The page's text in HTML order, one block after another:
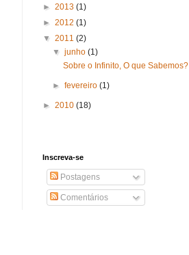
► 2013 (1)
► 2012 (1)
▼ 2011 (2)
▼junho(1)
Sobre o Infinito, O que Sabemos?
►fevereiro(1)
► 2010 (18)
Inscreva-se
Postagens
Comentários